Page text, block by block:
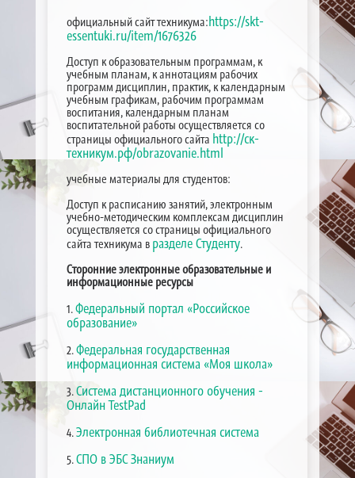
официальный сайт техникума:https://skt-
essentuki.ru/item/1676326
Доступ к образовательным программам, к
учебным планам, к аннотациям рабочих
программ дисциплин, практик, к календарным
учебным графикам, рабочим программам
воспитания, календарным планам
воспитательной работы осуществляется со
страницы официального сайта http://ск-
техникум.рф/obrazovanie.html
учебные материалы для студентов:
Доступ к расписанию занятий, электронным
учебно-методическим комплексам дисциплин
осуществляется со страницы официального
сайта техникума в разделе Студенту.
Сторонние электронные образовательные и
информационные ресурсы
1.Федеральный портал «Российское
образование»
2.Федеральная государственная
информационная система «Моя школа»
3.Система дистанционного обучения -
Онлайн TestPad
4.Электронная библиотечная система
5.СПО в ЭБС Знаниум